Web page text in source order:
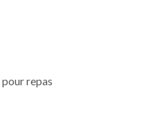
repas